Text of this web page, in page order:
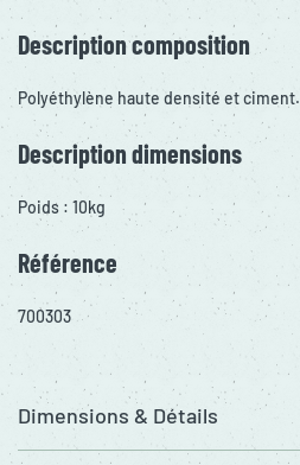
Description composition
Polyéthylène haute densité et ciment.
Description dimensions
Poids : 10kg
Référence
700303
Dimensions & Détails